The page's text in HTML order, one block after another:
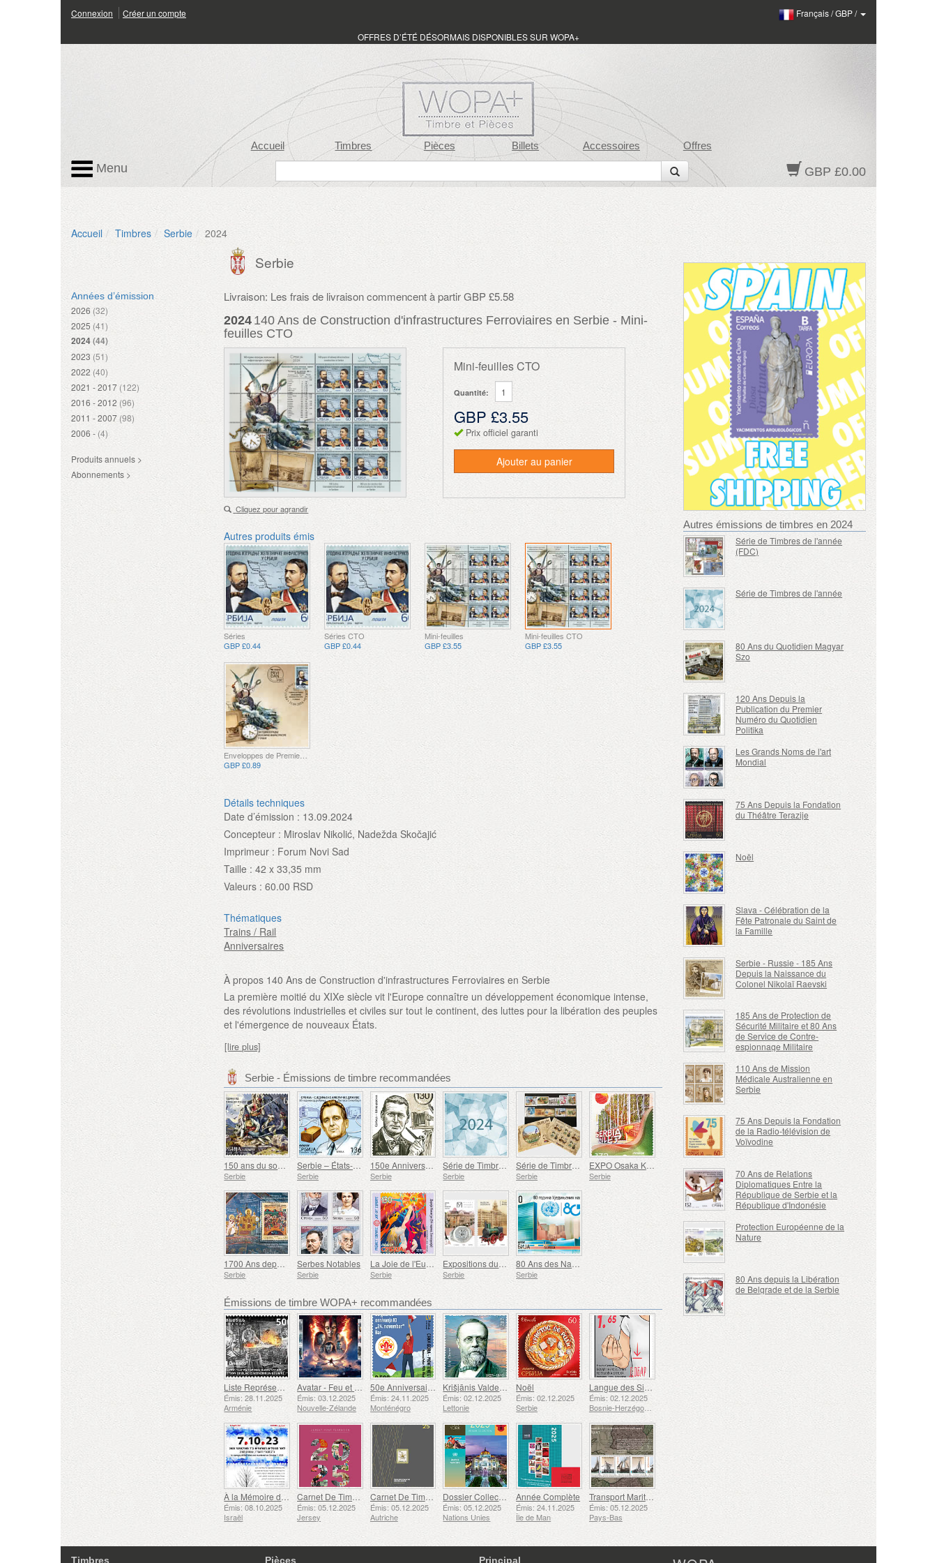
Connexion Créer un compte Français/GBP/
OFFRES D’ÉTÉ DÉSORMAIS DISPONIBLES SUR WOPA+
Accueil Timbres Pièces Billets Accessoires Offres
GBP £0.00
Menu
Accueil Timbres Serbie 2024
Années d’émission
2026 (32)
2025 (41)
2024(44)
2023 (51)
2022 (40)
2021 - 2017 (122)
2016 - 2012 (96)
2011 - 2007 (98)
2006 - (4)
Produits annuels >
Abonnements >
Serbie
Livraison: Les frais de livraison commencent à partir GBP £5.58
2024 140 Ans de Construction d'infrastructures Ferroviaires en Serbie - Mini-
feuilles CTO
Cliquez pour agrandir
Mini-feuilles CTO
Quantité:
GBP £3.55
Prix officiel garanti
Ajouter au panier
Autres produits émis
Séries
GBP £0.44
Séries CTO
GBP £0.44
Mini-feuilles
GBP £3.55
Mini-feuilles CTO
GBP £3.55
Enveloppes de Premier Jour
GBP £0.89
Détails techniques
Date d’émission : 13.09.2024
Concepteur : Miroslav Nikolić, Nadežda Skočajić
Imprimeur : Forum Novi Sad
Taille : 42 x 33,35 mm
Valeurs : 60.00 RSD
Thématiques
Trains / Rail
Anniversaires
À propos 140 Ans de Construction d'infrastructures Ferroviaires en Serbie
La première moitié du XIXe siècle vit l'Europe connaître un développement économique intense,
des révolutions industrielles et civiles sur tout le continent, des luttes pour la libération des peuples
et l'émergence de nouveaux États.
[lire plus]
Serbie - Émissions de timbre recommandées
150 ans du soulèvement de Nevesinje
Serbie
Serbie – États-Unis – 100e anniversaire de la naissance de Douglas Engelbart
Serbie
150e Anniversaire de la Naissance de Rodolphe Archibald Reiss
Serbie
Série de Timbres de l'année
Serbie
Série de Timbres Europe 2007-2016
Serbie
EXPO Osaka Kansai
Serbie
1700 Ans depuis le Premier concile œcuménique de Nicée
Serbie
Serbes Notables
Serbie
La Joie de l'Europe
Serbie
Expositions du Musée - 75 Ans du Musée des Arts appliqués, 75 Ans du Musée du Chemin de Fer
Serbie
80 Ans des Nations Unies
Serbie
Émissions de timbre WOPA+ recommandées
Liste Représentative du Patrimoine Culturel Immatériel de l'humanité de l'UNESCO - Tradition de la Forge à Gyumri
Émis: 28.11.2025
Arménie
Avatar - Feu et Cendres
Émis: 03.12.2025
Nouvelle-Zélande
50e Anniversaire de la Fondation du Bar Scout du 24 Novembre
Émis: 24.11.2025
Monténégro
Krišjānis Valdemārs
Émis: 02.12.2025
Lettonie
Noël
Émis: 02.12.2025
Serbie
Langue des Signes - Bien
Émis: 02.12.2025
Bosnie-Herzégovine - République de Srpska
À la Mémoire des Morts et des Assassinés le 7 Octobre 2023
Émis: 08.10.2025
Israël
Carnet De Timbres
Émis: 05.12.2025
Jersey
Carnet De Timbres
Émis: 05.12.2025
Autriche
Dossier Collection Annuelle (New York)
Émis: 05.12.2025
Nations Unies
Année Complète
Émis: 24.11.2025
Île de Man
Transport Maritime aux XVIIe et XVIIIe Siècles – Transport de Tourbe
Émis: 05.12.2025
Pays-Bas
Autres émissions de timbres en 2024
Série de Timbres de l'année
(FDC)
Série de Timbres de l'année
80 Ans du Quotidien Magyar
Szo
120 Ans Depuis la
Publication du Premier
Numéro du Quotidien
Politika
Les Grands Noms de l'art
Mondial
75 Ans Depuis la Fondation
du Théâtre Terazije
Noël
Slava - Célébration de la
Fête Patronale du Saint de
la Famille
Serbie - Russie - 185 Ans
Depuis la Naissance du
Colonel Nikolaï Raevski
185 Ans de Protection de
Sécurité Militaire et 80 Ans
de Service de Contre-
espionnage Militaire
110 Ans de Mission
Médicale Australienne en
Serbie
75 Ans Depuis la Fondation
de la Radio-télévision de
Voïvodine
70 Ans de Relations
Diplomatiques Entre la
République de Serbie et la
République d'Indonésie
Protection Européenne de la
Nature
80 Ans depuis la Libération
de Belgrade et de la Serbie
Timbres Pièces Principal